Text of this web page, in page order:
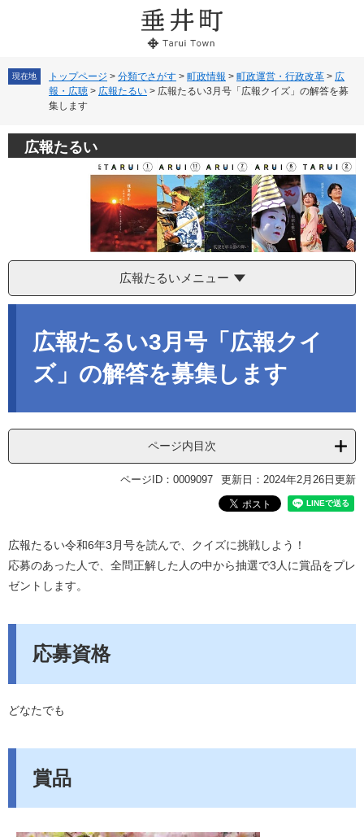
本
現在地 トップページ > 分類でさがす > 町政情報 > 町政運営・行政改革 > 広
報・広聴 > 広報たるい > 広報たるい3月号「広報クイズ」の解答を募
集します
広報たるい
広報たるいメニュー
広報たるい3月号「広報クイ
ズ」の解答を募集します
ページ内目次
ページID：0009097 更新日：2024年2月26日更新
広報たるい令和6年3月号を読んで、クイズに挑戦しよう！
応募のあった人で、全問正解した人の中から抽選で3人に賞品をプレ
ゼントします。
応募資格
どなたでも
賞品